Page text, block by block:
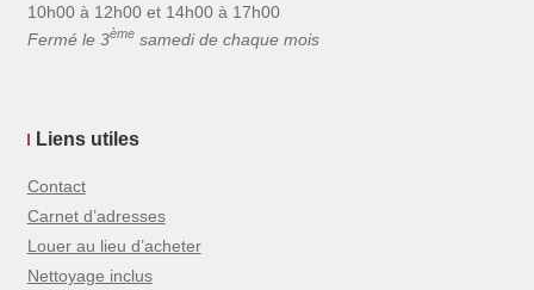
10h00 à 12h00 et 14h00 à 17h00
Fermé le 3èmesamedi de chaque mois
Liens utiles
Contact
Carnet d’adresses
Louer au lieu d’acheter
Nettoyage inclus